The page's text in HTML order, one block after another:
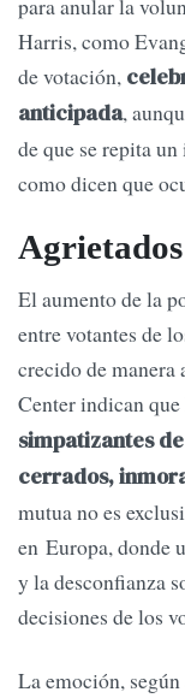
para anular la
Harris, como
de votación,
anticipada,
de que se repita
como dicen que
Agrietados
El aumento de la
entre votantes de
crecido de manera
Center indican
simpatizantes
cerrados,
mutua no es
en Europa, donde
y la desconfianza
decisiones de los
La emoción,